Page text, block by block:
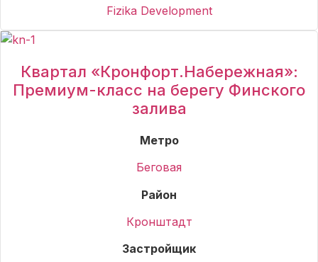
Fizika Development
Квартал «Кронфорт.Набережная»:
Премиум-класс на берегу Финского
залива
Метро
Беговая
Район
Кронштадт
Застройщик